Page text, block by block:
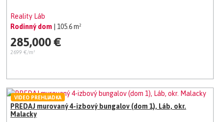
Reality Láb
Rodinný dom
| 105.6 m²
285,000 €
2699 €/m²
PREDAJ murovaný 4-izbový bungalov (dom 1), Láb, okr.
Malacky
VIDEO PREHLIADKA